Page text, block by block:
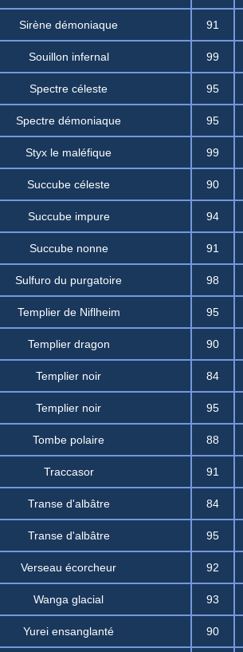
Sirène démoniaque 91
Souillon infernal 99
Spectre céleste 95
Spectre démoniaque 95
Styx le maléfique 99
Succube céleste 90
Succube impure 94
Succube nonne 91
Sulfuro du purgatoire 98
Templier de Niflheim 95
Templier dragon 90
Templier noir 84
Templier noir 95
Tombe polaire 88
Traccasor 91
Transe d'albâtre 84
Transe d'albâtre 95
Verseau écorcheur 92
Wanga glacial 93
Yurei ensanglanté 90